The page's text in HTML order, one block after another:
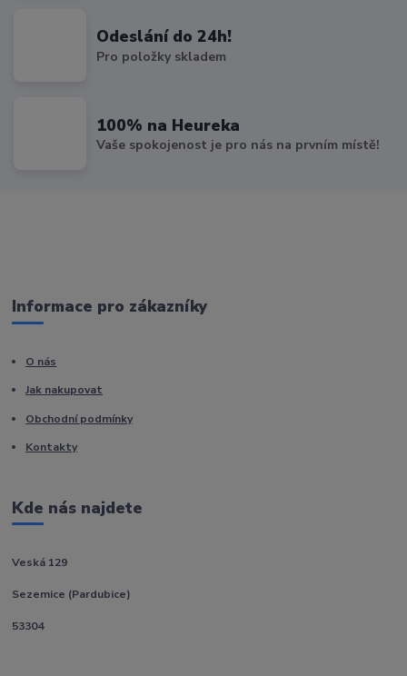
Odeslání do 24h!
Pro položky skladem
100% na Heureka
Vaše spokojenost je pro nás na prvním místě!
Informace pro zákazníky
O nás
Jak nakupovat
Obchodní podmínky
Kontakty
Kde nás najdete
Veská 129
Sezemice (Pardubice)
53304